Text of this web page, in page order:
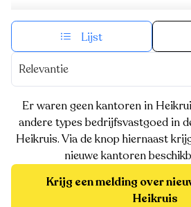
Lijst
Relevantie
Er waren geen kantoren in
andere types bedrijfsvastgoed in
Heikruis. Via de knop hiernaast
nieuwe kantoren
Krijg een melding over
Heikruis